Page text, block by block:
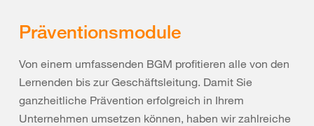
Präventionsmodule
Von einem umfassenden BGM profitieren alle von den
Lernenden bis zur Geschäftsleitung. Damit Sie
ganzheitliche Prävention erfolgreich in Ihrem
Unternehmen umsetzen können, haben wir zahlreiche